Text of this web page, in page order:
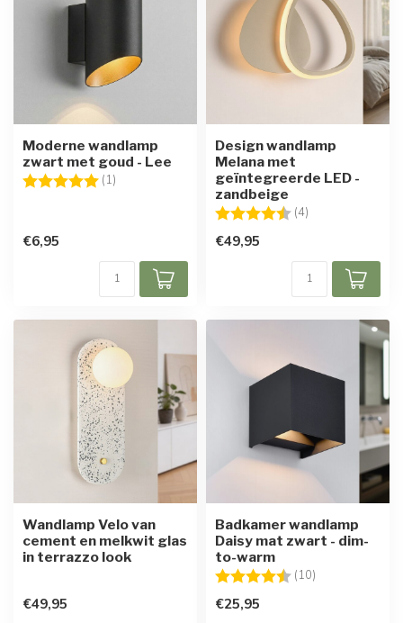
Moderne wandlamp
zwart met goud - Lee
Beoordeling: (1)
€6,95
Design wandlamp
Melana met
geïntegreerde LED -
zandbeige
Beoordeling: (4)
€49,95
Wandlamp Velo van
cement en melkwit glas
in terrazzo look
€49,95
Badkamer wandlamp
Daisy mat zwart - dim-
to-warm
Beoordeling: (10)
€25,95